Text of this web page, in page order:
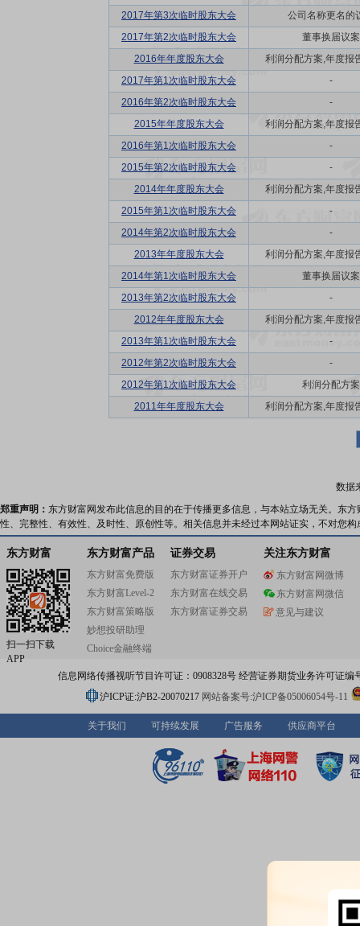
2017年第3次临时股东大会
公司名称更名的
2017年第2次临时股东大会
董事换届议案
2016年年度股东大会
利润分配方案,年度报
2017年第1次临时股东大会
-
2016年第2次临时股东大会
-
2015年年度股东大会
利润分配方案,年度报
2016年第1次临时股东大会
-
2015年第2次临时股东大会
-
2014年年度股东大会
利润分配方案,年度报
2015年第1次临时股东大会
-
2014年第2次临时股东大会
-
2013年年度股东大会
利润分配方案,年度报
2014年第1次临时股东大会
董事换届议案
2013年第2次临时股东大会
-
2012年年度股东大会
利润分配方案,年度报
2013年第1次临时股东大会
-
2012年第2次临时股东大会
-
2012年第1次临时股东大会
利润分配方案
2011年年度股东大会
利润分配方案,年度报
数据
郑重声明： 东方财富网发布此信息的目的在于传播更多信息，与本站立场无关。东
性、完整性、有效性、及时性、原创性等。相关信息并未经过本网站证实，不对您
东方财富
扫一扫下载
APP
东方财富产品
东方财富免费版
东方财富Level-2
东方财富策略版
妙想投研助理
Choice金融终端
证券交易
东方财富证券开户
东方财富在线交易
东方财富证券交易
关注东方财富
东方财富网微博
东方财富网微信
意见与建议
信息网络传播视听节目许可证：0908328号 经营证券期货业务许可证编
沪ICP证:沪B2-20070217 网站备案号:沪ICP备05006054号-11
关于我们 可持续发展 广告服务 供应商平台